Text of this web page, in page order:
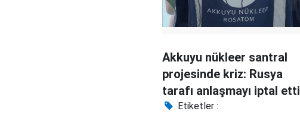
Akkuyu nükleer santral
projesinde kriz: Rusya
tarafı anlaşmayı iptal etti
Etiketler :